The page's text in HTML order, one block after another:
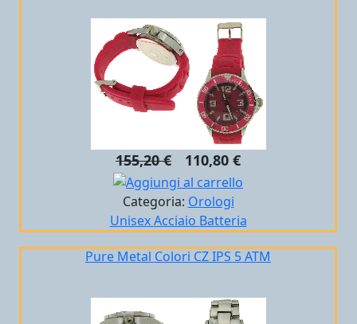
155,20 € 110,80 €
Categoria: Orologi
UnisexAcciaio Batteria
Pure Metal Colori CZ IPS 5 ATM